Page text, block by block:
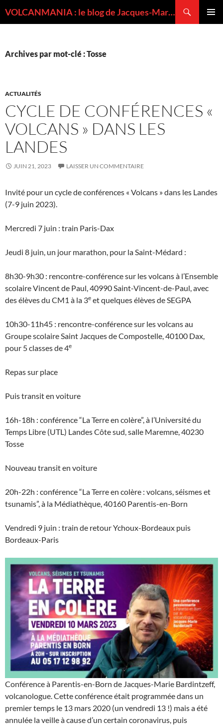
VOLCANMANIA : le blog de Jacques-Marie BARDINTZEFF, volcanologue
Archives par mot-clé : Tosse
ACTUALITÉS
CYCLE DE CONFÉRENCES «
VOLCANS » DANS LES
LANDES
JUIN 21, 2023 LAISSER UN COMMENTAIRE
Invité pour un cycle de conférences « Volcans » dans les Landes
(7-9 juin 2023).
Mercredi 7 juin : train Paris-Dax
Jeudi 8 juin, un jour marathon, pour la Saint-Médard :
8h30-9h30 : rencontre-conférence sur les volcans à l’Ensemble
scolaire Vincent de Paul, 40990 Saint-Vincent-de-Paul, avec
des élèves du CM1 à la 3e et quelques élèves de SEGPA
10h30-11h45 : rencontre-conférence sur les volcans au
Groupe scolaire Saint Jacques de Compostelle, 40100 Dax,
pour 5 classes de 4e
Repas sur place
Puis transit en voiture
16h-18h : conférence “La Terre en colère”, à l’Université du
Temps Libre (UTL) Landes Côte sud, salle Maremne, 40230
Tosse
Nouveau transit en voiture
20h-22h : conférence “La Terre en colère : volcans, séismes et
tsunamis”, à la Médiathèque, 40160 Parentis-en-Born
Vendredi 9 juin : train de retour Ychoux-Bordeaux puis
Bordeaux-Paris
Conférence à Parentis-en-Born de Jacques-Marie Bardintzeff,
volcanologue. Cette conférence était programmée dans un
premier temps le 13 mars 2020 (un vendredi 13 !) mais a été
annulée la veille à cause d’un certain coronavirus, puis